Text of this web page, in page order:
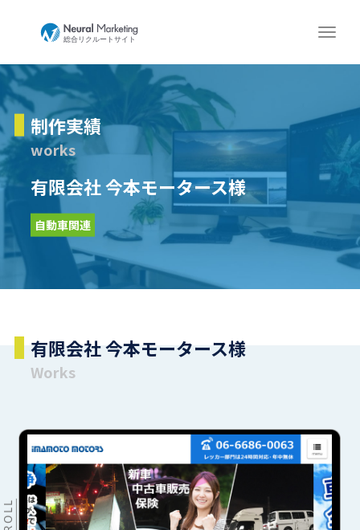
制作実績
works
有限会社 今本モータース様
自動車関連
有限会社 今本モータース様
Works